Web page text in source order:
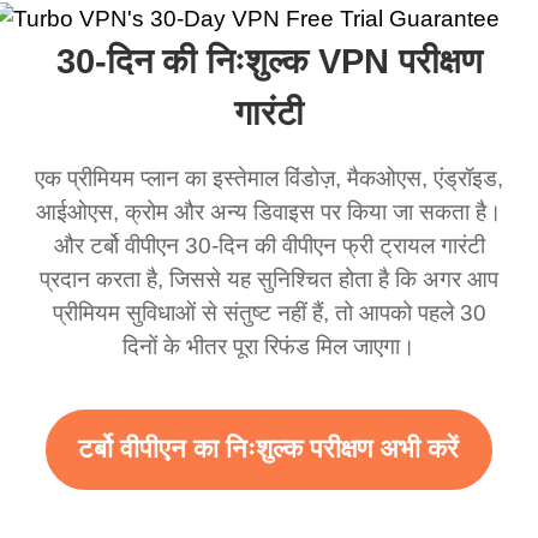
लेकिन मैं सच में इसे एक
धोखाधड़ी समझता था लेकिन
अब जब मैं इसका उपयोग करता
इस पर हैरान हूं और यदि वहाँ
विज्ञापन हैं तो मुझे पता है कि यह
इस अद्भुत VPN का समर्थन
करने के लिए है। सच में आपको
अधिक विज्ञापन देने चाहिए
तेज़ WiFi मिल सके लेकिन सच
में जब मैं इसका उपयोग करता हूं
VPN बहुत अच्छा काम करता
है। यह हर जगह और किसी भी
स्थान से जुड़ता है बिना धीमा
उपलब्ध हैं जिनसे आप स्विच
कर सकते हैं। आसानी से, मेरा
पसंदीदा। सबसे अच्छा हिस्सा,
मैंने अब तक किसी विज्ञापन को
नहीं देखा है क्योंकि मैं मुफ्त सेवा
10/10।
एक बढ़िया
और यह सचमुच कहा कि
विभिन्न स्थान पर था।
30-दिन की निःशुल्क VPN परीक्षण
गारंटी
एक प्रीमियम प्लान का इस्तेमाल विंडोज़, मैकओएस, एंड्रॉइड,
आईओएस, क्रोम और अन्य डिवाइस पर किया जा सकता है।
और टर्बो वीपीएन 30-दिन की वीपीएन फ्री ट्रायल गारंटी
प्रदान करता है, जिससे यह सुनिश्चित होता है कि अगर आप
प्रीमियम सुविधाओं से संतुष्ट नहीं हैं, तो आपको पहले 30
दिनों के भीतर पूरा रिफंड मिल जाएगा।
टर्बो वीपीएन का निःशुल्क परीक्षण अभी करें